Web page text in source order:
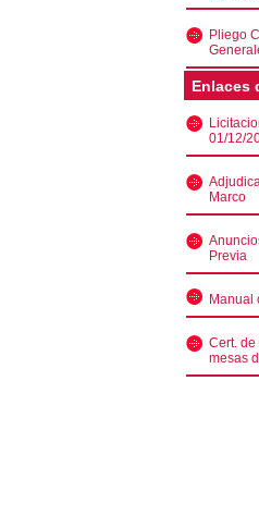
Pliego
Enlaces
01/12/
Marco
Previa
Manual
Cert.
mesas